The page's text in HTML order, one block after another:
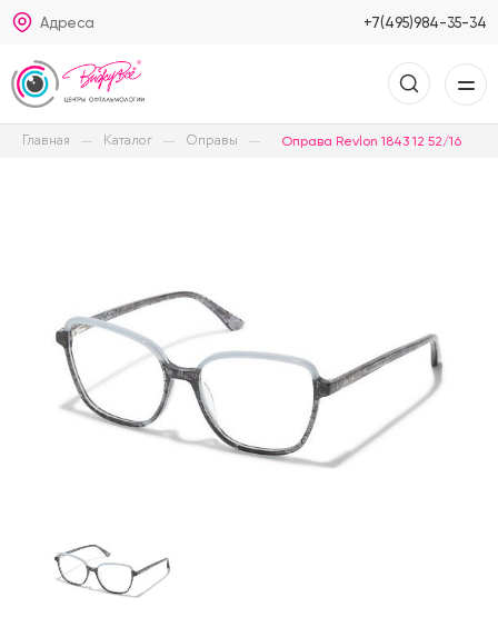
Адреса +7(495)984-35-34
Главная Каталог Оправы Оправа Revlon 1843 12 52/16